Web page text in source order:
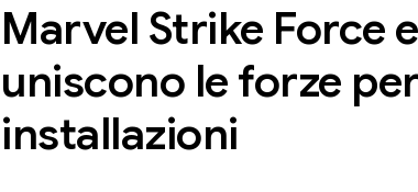
Marvel Strike Force
uniscono le forze
installazioni